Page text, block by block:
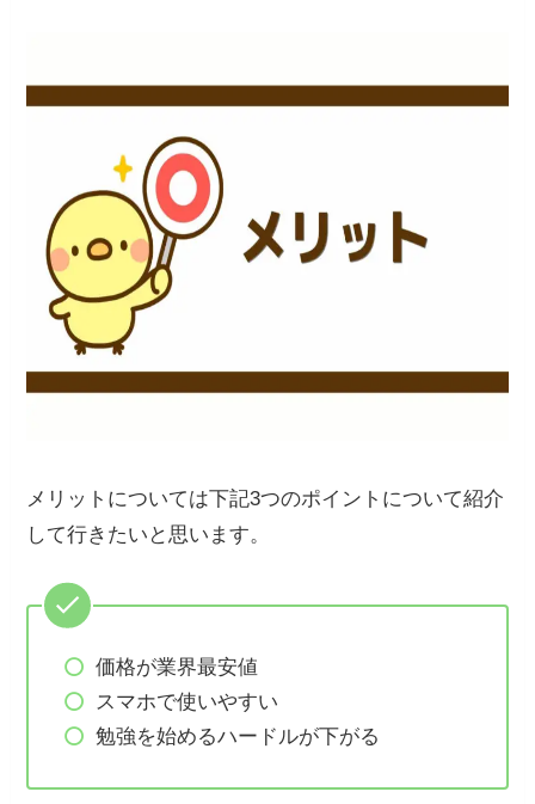
メリットについては下記3つのポイントについて紹介
して行きたいと思います。
価格が業界最安値
スマホで使いやすい
勉強を始めるハードルが下がる